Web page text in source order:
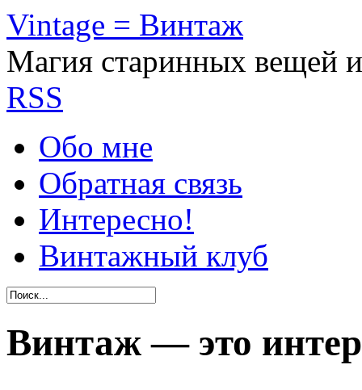
Vintage = Винтаж
Магия старинных вещей
RSS
Обо мне
Обратная связь
Интересно!
Винтажный клуб
Винтаж — это